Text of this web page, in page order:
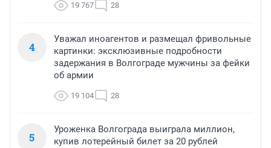
19 767 28
4
Уважал иноагентов и размещал фривольные
картинки: эксклюзивные подробности
задержания в Волгограде мужчины за фейки
об армии
19 104 28
5
Уроженка Волгограда выиграла миллион,
купив лотерейный билет за 20 рублей